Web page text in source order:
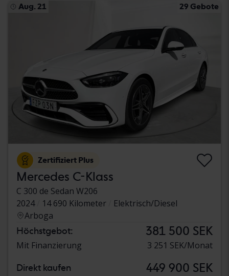
Aug. 21 29 Gebote
Zertifiziert Plus
Mercedes C-Klass
C 300 de Sedan W206
2024
14 690 Kilometer
Elektrisch/Diesel
Arboga
Höchstgebot: 381 500 SEK
Mit Finanzierung 3 251 SEK/Monat
Direkt kaufen 449 900 SEK